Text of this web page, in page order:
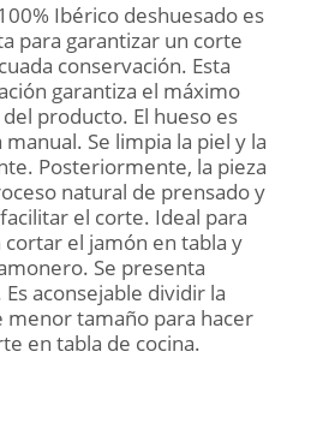
Ibérico deshuesado es
para garantizar un corte
conservación. Esta
garantiza el máximo
producto. El hueso es
Se limpia la piel y la
Posteriormente, la pieza
natural de prensado y
el corte. Ideal para
el jamón en tabla y
Se presenta
aconsejable dividir la
menor tamaño para hacer
en tabla de cocina.